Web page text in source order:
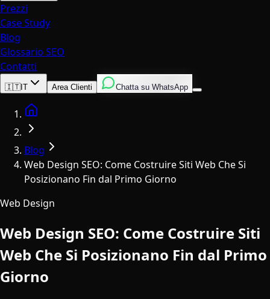
Prezzi
Case Study
Blog
Glossario SEO
Contatti
IngleseItalianoSpagnolo
🇮🇹IT Area Clienti Chatta su WhatsApp
Blog
Web Design SEO: Come Costruire Siti Web Che Si
Posizionano Fin dal Primo Giorno
Web Design
Web Design SEO: Come Costruire Siti
Web Che Si Posizionano Fin dal Primo
Giorno